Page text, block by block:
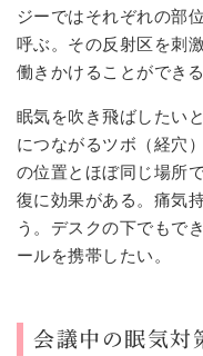
ジーではそれぞれの部
呼ぶ。その反射区を刺
働きかけることができ
眠気を吹き飛ばしたい
につながるツボ（経穴
の位置とほぼ同じ場所
復に効果がある。痛気
う。デスクの下でもで
ールを携帯したい。
会議中の眠気対